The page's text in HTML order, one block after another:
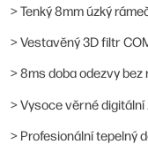
> Tenký 8mm úzký
> Vestavěný 3D filtr
> 8ms doba odezvy
> Vysoce věrné
> Profesionální tepelný